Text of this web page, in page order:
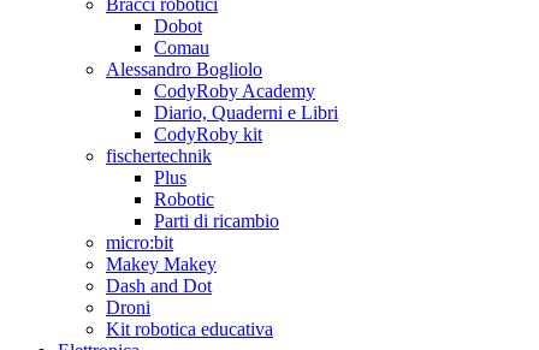
Dobot
Comau
Alessandro Bogliolo
CodyRoby Academy
Diario, Quaderni e Libri
CodyRoby kit
fischertechnik
Plus
Robotic
Parti di ricambio
micro:bit
Makey Makey
Dash and Dot
Droni
Kit robotica educativa